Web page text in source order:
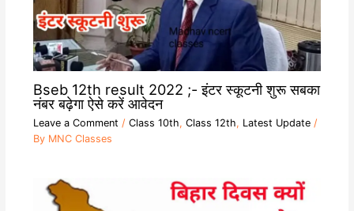
Bseb 12th result 2022 ;- इंटर स्कूटनी शुरू सबका
नंबर बढ़ेगा ऐसे करें आवेदन
Leave a Comment / Class 10th, Class 12th, Latest Update/
By MNC Classes